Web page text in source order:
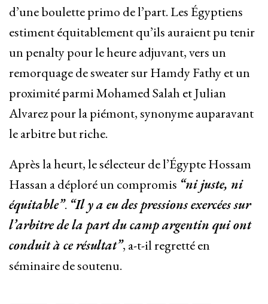
d’une boulette primo de l’part. Les Égyptiens
estiment équitablement qu’ils auraient pu tenir
un penalty pour le heure adjuvant, vers un
remorquage de sweater sur Hamdy Fathy et un
proximité parmi Mohamed Salah et Julian
Alvarez pour la piémont, synonyme auparavant
le arbitre but riche.
Après la heurt, le sélecteur de l’Égypte Hossam
Hassan a déploré un compromis “ni juste, ni
équitable”. “Il y a eu des pressions exercées sur
l’arbitre de la part du camp argentin qui ont
conduit à ce résultat”, a-t-il regretté en
séminaire de soutenu.